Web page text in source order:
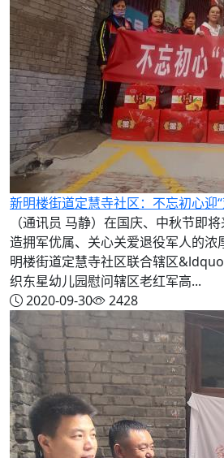
新明楼街道定慧寺社区：不忘初心迎
（通讯员 马静）在国庆、中秋节即
造拥军优属、关心关爱退役军人的浓
明楼街道定慧寺社区联合辖区
织东星幼儿园慰问辖区老红军高...
2020-09-30
2428